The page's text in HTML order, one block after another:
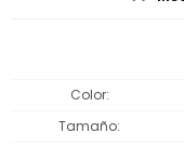
Color
Tamaño